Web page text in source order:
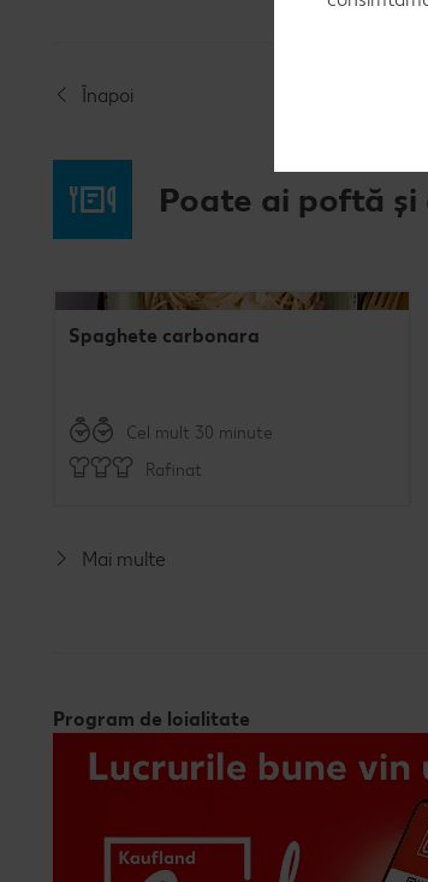
Înapoi
Poate ai poftă și
Spaghete carbonara
Cel mult 30 minute
Rafinat
Mai multe
Program de loialitate